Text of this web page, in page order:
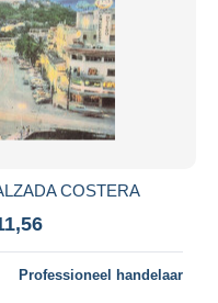
COSTERA
Professioneel handelaar